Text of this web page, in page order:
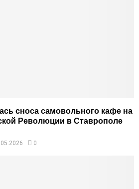
сноса самовольного кафе на
Революции в Ставрополе
0